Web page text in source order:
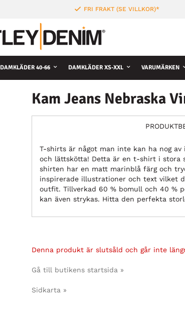
FRI FRAKT (SE VILLKOR)*
DAMKLÄDER 40-66 DAMKLÄDER XS-XXL VARUMÄRKEN
Kam Jeans Nebraska
T-shirts är något man inte kan ha nog
och lättskötta! Detta är en t-shirt i stora
shirten har en matt marinblå färg och
inspirerade illustrationer och text vilket
outfit. Tillverkad 60 % bomull och 40 %
kan även strykas. Hitta den perfekta
Denna produkt är slutsåld och går inte
Gå till butikens startsida »
Sidkarta »